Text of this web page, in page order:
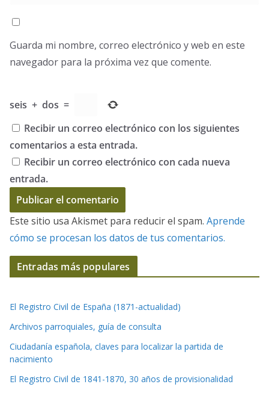
Guarda mi nombre, correo electrónico y web en este
navegador para la próxima vez que comente.
seis + dos =
Recibir un correo electrónico con los siguientes
comentarios a esta entrada.
Recibir un correo electrónico con cada nueva
entrada.
Este sitio usa Akismet para reducir el spam. Aprende
cómo se procesan los datos de tus comentarios.
Entradas más populares
El Registro Civil de España (1871-actualidad)
Archivos parroquiales, guía de consulta
Ciudadanía española, claves para localizar la partida de
nacimiento
El Registro Civil de 1841-1870, 30 años de provisionalidad